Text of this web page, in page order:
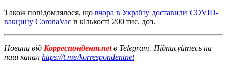
Також повідомлялося, що вчора в Україну доставили COVID-
вакцину CoronaVac в кількості 200 тис. доз.
Новини від Корреспондент.netв Telegram. Підписуйтесь на
наш канал https://t.me/korrespondentnet